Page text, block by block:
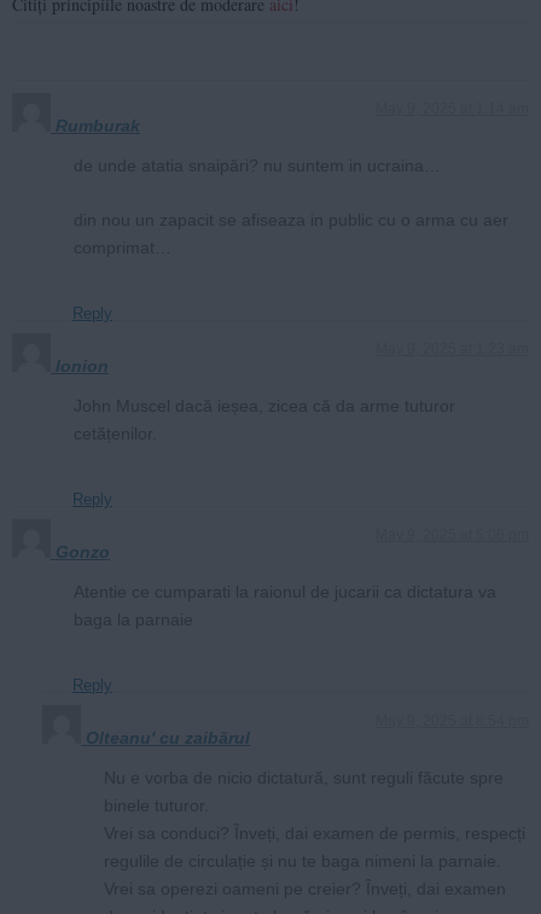
Rumburak
Reply
Ionion
Reply
Gonzo
Reply
Olteanu' cu zaibărul